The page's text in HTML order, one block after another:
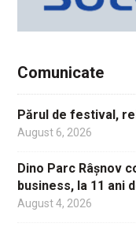
Comunicate
Părul de festival,
August 6, 2026
Dino Parc Râșnov
business, la 11 ani
August 4, 2026